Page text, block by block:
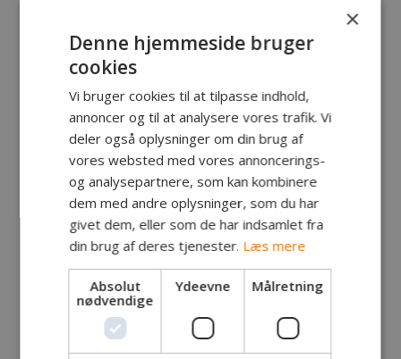
Fanger:Flemming Sommer, Rønne
Fangst:Havørred
Lokalitet:Vestkysten
Tidspunkt:
Vægt:2.25 kg
Længde:57 cm
Endegrej:Pink Glimmerreje
×
Denne hjemmeside bruger
cookies
Vi bruger cookies til at tilpasse indhold,
annoncer og til at analysere vores trafik. Vi
deler også oplysninger om din brug af
vores websted med vores annoncerings-
og analysepartnere, som kan kombinere
dem med andre oplysninger, som du har
givet dem, eller som de har indsamlet fra
din brug af deres tjenester. Læs mere
Absolut
nødvendige
Ydeevne Målretning